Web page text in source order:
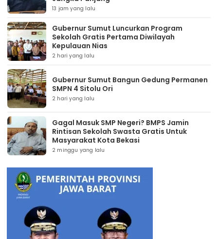
13 jam yang lalu
Gubernur Sumut Luncurkan Program
Sekolah Gratis Pertama Diwilayah
Kepulauan Nias
2 hari yang lalu
Gubernur Sumut Bangun Gedung Permanen
SMPN 4 Sitolu Ori
2 hari yang lalu
Gagal Masuk SMP Negeri? BMPS Jamin
Rintisan Sekolah Swasta Gratis Untuk
Masyarakat Kota Bekasi
2 minggu yang lalu